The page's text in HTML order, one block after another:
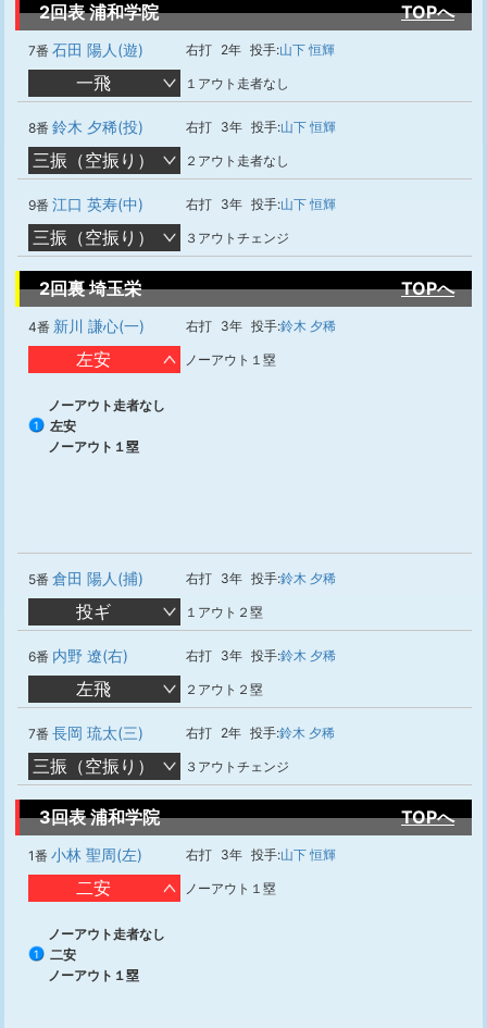
2回表 浦和学院 TOPへ
7番 石田 陽人(遊) 右打 2年 投手:山下 恒輝
一飛 １アウト走者なし
8番 鈴木 夕稀(投) 右打 3年 投手:山下 恒輝
三振（空振り） ２アウト走者なし
9番 江口 英寿(中) 右打 3年 投手:山下 恒輝
三振（空振り） ３アウトチェンジ
2回裏 埼玉栄 TOPへ
4番 新川 謙心(一) 右打 3年 投手:鈴木 夕稀
左安 ノーアウト１塁
ノーアウト走者なし
1
左安
ノーアウト１塁
5番 倉田 陽人(捕) 右打 3年 投手:鈴木 夕稀
投ギ １アウト２塁
6番 内野 遼(右) 右打 3年 投手:鈴木 夕稀
左飛 ２アウト２塁
7番 長岡 琉太(三) 右打 2年 投手:鈴木 夕稀
三振（空振り） ３アウトチェンジ
3回表 浦和学院 TOPへ
1番 小林 聖周(左) 右打 3年 投手:山下 恒輝
二安 ノーアウト１塁
ノーアウト走者なし
1
二安
ノーアウト１塁